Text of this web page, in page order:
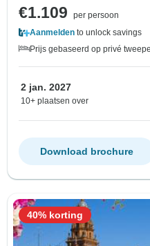
€1.109
per persoon
Aanmelden to unlock savings
Prijs gebaseerd op privé
2 jan. 2027
10+ plaatsen over
Download brochure
40% korting